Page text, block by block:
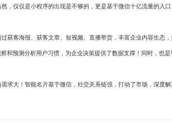
，仅仅是小程序的出现是不够的，更是基于微信十亿流量的入
获客海报、获客文章、短视频、直播带货，丰富企业内容生态
和预测分析用户习惯，为企业决策提供了数据支撑！同时，也是
求大！智能名片基于微信，社交关系链强，打动了市场，深度